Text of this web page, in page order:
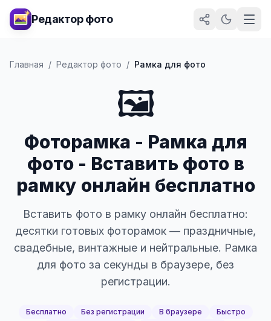
Редактор фото
Главная / Редактор фото / Рамка для фото
🖼️
Фоторамка - Рамка для
фото - Вставить фото в
рамку онлайн бесплатно
Вставить фото в рамку онлайн бесплатно:
десятки готовых фоторамок — праздничные,
свадебные, винтажные и нейтральные. Рамка
для фото за секунды в браузере, без
регистрации.
Бесплатно Без регистрации В браузере
Быстро